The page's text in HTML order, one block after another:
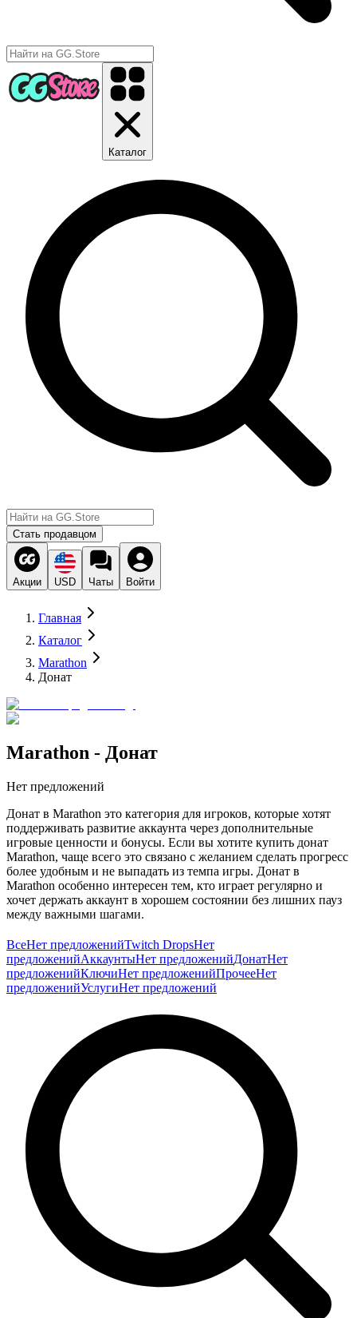
Каталог
Стать продавцом
Акции USD Чаты Войти
Главная
Каталог
Marathon
Донат
Marathon - Донат
Нет предложений
Донат в Marathon это категория для игроков, которые хотят
поддерживать развитие аккаунта через дополнительные
игровые ценности и бонусы. Если вы хотите купить донат
Marathon, чаще всего это связано с желанием сделать прогресс
более удобным и не выпадать из темпа игры. Донат в
Marathon особенно интересен тем, кто играет регулярно и
хочет держать аккаунт в хорошем состоянии без лишних пауз
между важными шагами.
Для Marathon это ощущается особенно заметно, потому что
игра строится на риске, темпе вылазки, подготовке к заходу и
цене каждой ошибки. Когда нужные игровые ценности
доступны вовремя, проще сосредоточиться на самом важном:
маршрутах, перестрелках, луте и грамотном выходе с
добычей. Это полезно для тех, кто хочет меньше буксовать на
внешней рутине и больше играть в саму игру.
Покупка доната Marathon обычно интересна тем, кто ценит
более ровный игровой ритм и удобный прогресс. На GG.Store
такие предложения публикуют сами игроки, поэтому
категорию удобно использовать как практичный инструмент
для поддержки аккаунта.
ВсеНет предложенийTwitch DropsНет
предложенийАккаунтыНет предложенийДонатНет
предложенийКлючиНет предложенийПрочееНет
предложенийУслугиНет предложений